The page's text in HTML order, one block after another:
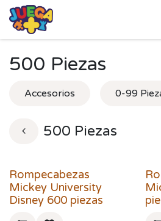
Ir al contenido
500 Piezas
Accesorios 0-99
500 Piezas
Rompecabezas
Mickey University
Disney 600 piezas